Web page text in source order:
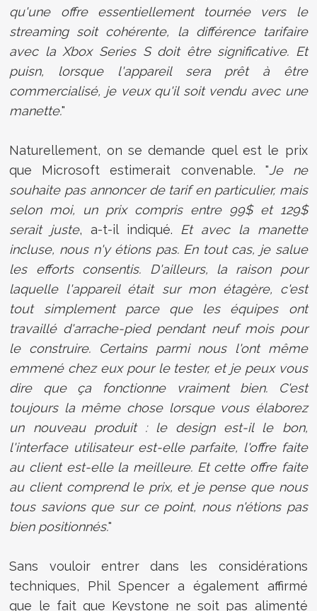
qu'une offre essentiellement tournée vers le
streaming soit cohérente, la différence tarifaire
avec la Xbox Series S doit être significative. Et
puisn, lorsque l'appareil sera prêt à être
commercialisé, je veux qu'il soit vendu avec une
manette."
Naturellement, on se demande quel est le prix
que Microsoft estimerait convenable. "Je ne
souhaite pas annoncer de tarif en particulier, mais
selon moi, un prix compris entre 99$ et 129$
serait juste, a-t-il indiqué. Et avec la manette
incluse, nous n'y étions pas. En tout cas, je salue
les efforts consentis. D'ailleurs, la raison pour
laquelle l'appareil était sur mon étagère, c'est
tout simplement parce que les équipes ont
travaillé d'arrache-pied pendant neuf mois pour
le construire. Certains parmi nous l'ont même
emmené chez eux pour le tester, et je peux vous
dire que ça fonctionne vraiment bien. C'est
toujours la même chose lorsque vous élaborez
un nouveau produit : le design est-il le bon,
l'interface utilisateur est-elle parfaite, l'offre faite
au client est-elle la meilleure. Et cette offre faite
au client comprend le prix, et je pense que nous
tous savions que sur ce point, nous n'étions pas
bien positionnés."
Sans vouloir entrer dans les considérations
techniques, Phil Spencer a également affirmé
que le fait que Keystone ne soit pas alimenté